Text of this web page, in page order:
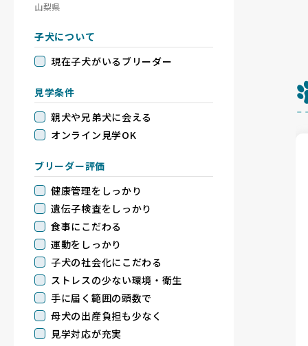
山梨県
子犬について
現在子犬がいるブリーダー
見学条件
親犬や兄弟犬に会える
オンライン見学OK
ブリーダー評価
健康管理をしっかり
遺伝子検査をしっかり
食事にこだわる
運動をしっかり
子犬の社会化にこだわる
ストレスの少ない環境・衛生
手に届く範囲の頭数で
母犬の出産負担も少なく
見学対応が充実